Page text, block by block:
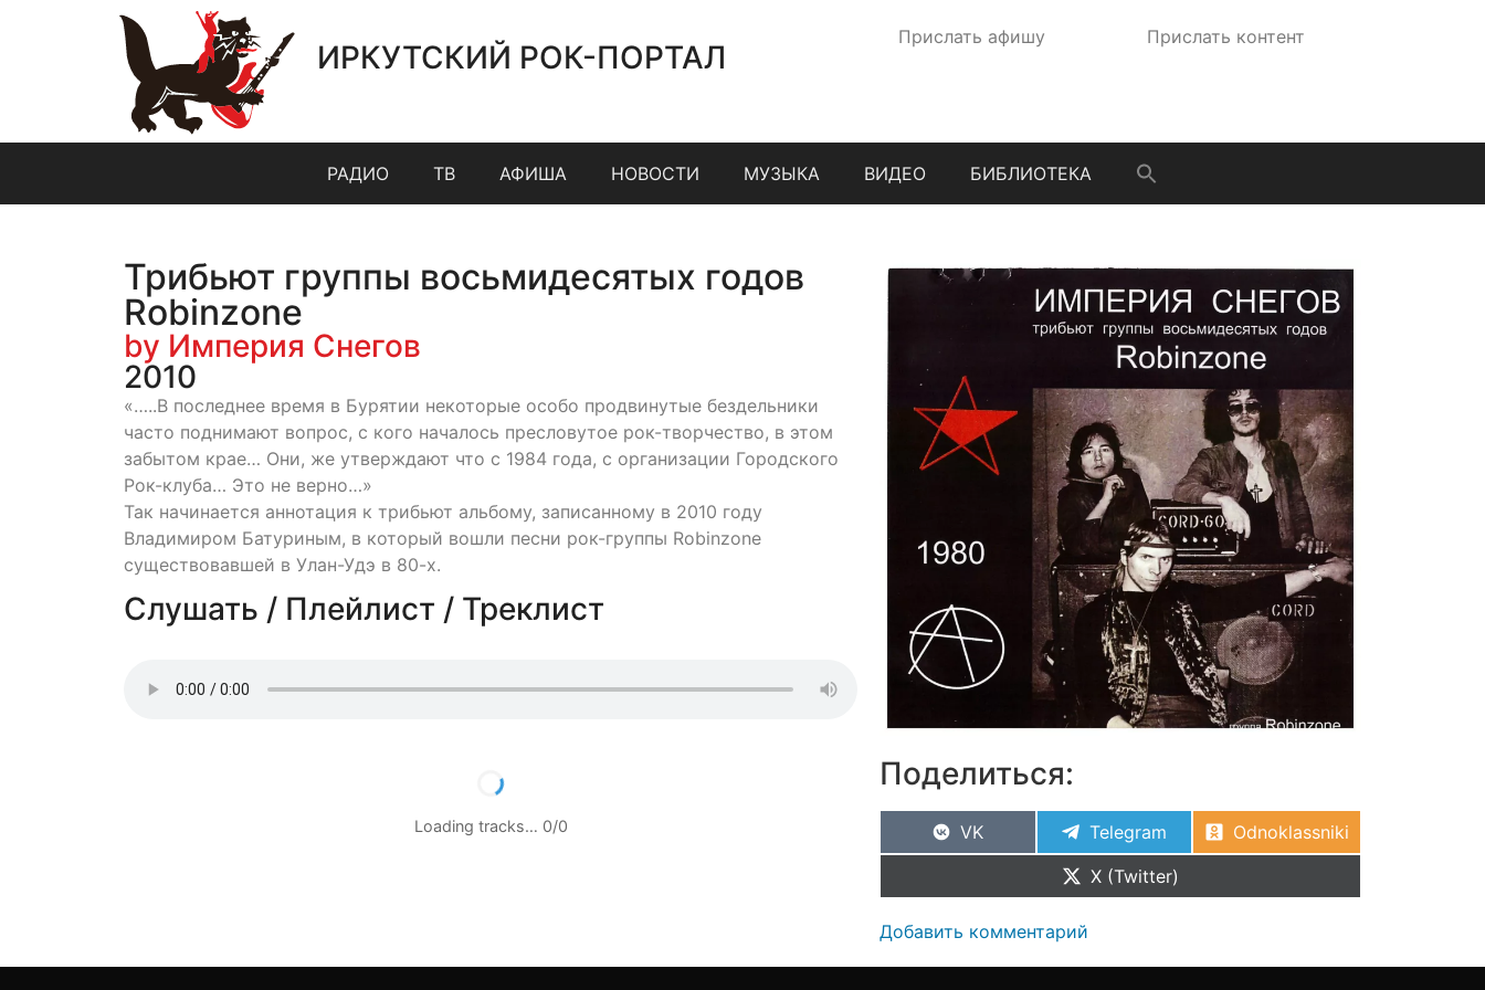
ИРКУТСКИЙ РОК-ПОРТАЛ
Прислать афишу Прислать контент
РАДИО ТВ АФИША НОВОСТИ МУЗЫКА ВИДЕО БИБЛИОТЕКА
Трибьют группы восьмидесятых годов
Robinzone
by Империя Снегов
2010
«…..В последнее время в Бурятии некоторые особо продвинутые бездельники
часто поднимают вопрос, с кого началось пресловутое рок-творчество, в этом
забытом крае… Они, же утверждают что с 1984 года, с организации Городского
Рок-клуба… Это не верно…»
Так начинается аннотация к трибьют альбому, записанному в 2010 году
Владимиром Батуриным, в который вошли песни рок-группы Robinzone
существовавшей в Улан-Удэ в 80-х.
Слушать / Плейлист / Треклист
Loading tracks… 0/0
Поделиться:
VK Telegram
Odnoklassniki
X (Twitter)
Добавить комментарий